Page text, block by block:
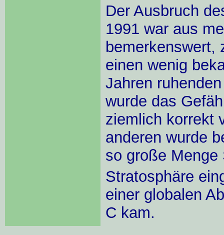
Der Ausbruch
1991 war aus
bemerkenswert,
einen wenig
Jahren
wurde das
ziemlich korrekt
anderen wurde
so große Menge
Stratosphäre
einer globalen
C kam.